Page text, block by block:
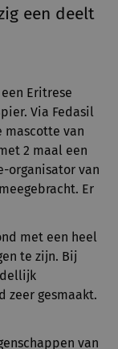
een deelt
Eritrese
Via Fedasil
mascotte van
2 maal een
organisator van
Er
met een heel
te zijn. Bij
zeer gesmaakt.
van